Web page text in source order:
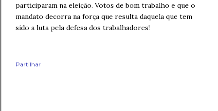
participaram na eleição. Votos de bom trabalho e que o
mandato decorra na força que resulta daquela que tem
sido a luta pela defesa dos trabalhadores!
Partilhar